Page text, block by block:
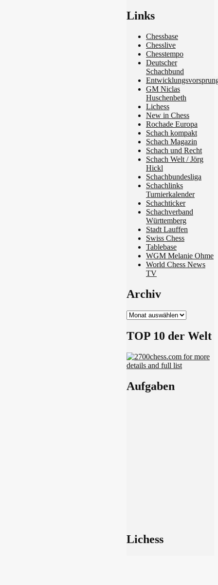
Links
Chessbase
Chesslive
Chesstempo
Deutscher
Schachbund
GM Niclas
Huschenbeth
Lichess
New in Chess
Rochade Europa
Schach kompakt
Schach Magazin
Schach und Recht
Schach Welt / Jörg
Hickl
Schachbundesliga
Schachlinks
Turnierkalender
Schachticker
Schachverband
Württemberg
Stadt Lauffen
Swiss Chess
Tablebase
WGM Melanie Ohme
World Chess News
TV
Archiv
Archiv
TOP 10 der Welt
Aufgaben
Lichess